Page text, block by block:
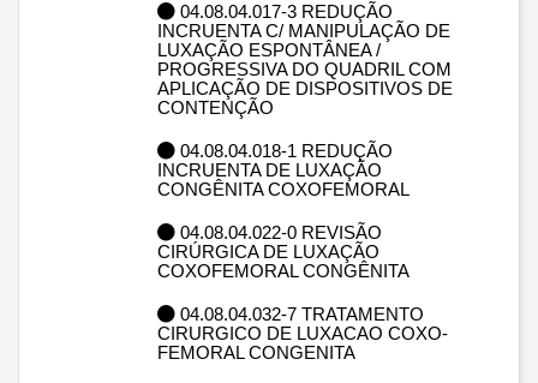
04.08.04.017-3 REDUÇÃO
INCRUENTA C/ MANIPULAÇÃO DE
LUXAÇÃO ESPONTÂNEA /
PROGRESSIVA DO QUADRIL COM
APLICAÇÃO DE DISPOSITIVOS DE
CONTENÇÃO
04.08.04.018-1 REDUÇÃO
INCRUENTA DE LUXAÇÃO
CONGÊNITA COXOFEMORAL
04.08.04.022-0 REVISÃO
CIRÚRGICA DE LUXAÇÃO
COXOFEMORAL CONGÊNITA
04.08.04.032-7 TRATAMENTO
CIRURGICO DE LUXACAO COXO-
FEMORAL CONGENITA